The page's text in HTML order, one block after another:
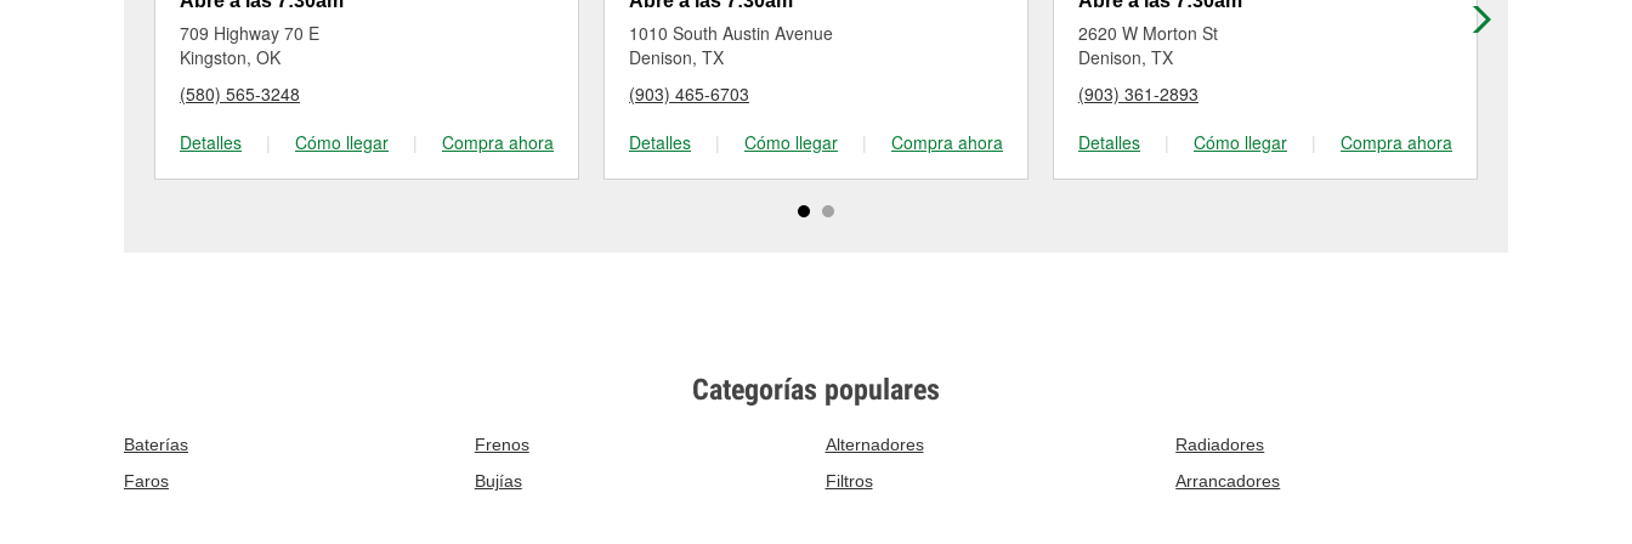
709 Highway 70 E
Kingston, OK
(580) 565-3248
Detalles
| Cómo llegar | Compra ahora
1010 South Austin Avenue
Denison, TX
(903) 465-6703
Detalles
| Cómo llegar | Compra ahora
2620 W Morton St
Denison, TX
(903) 361-2893
Detalles
| Cómo llegar | Compra ahora
Categorías populares
Baterías Frenos Alternadores
Radiadores
Faros
Bujías Filtros Arrancadores